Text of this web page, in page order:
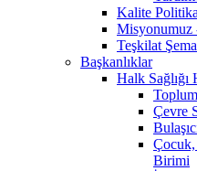
Kalite
Misyonumuz
Teşkilat
Başkanlıklar
Halk Sağlığı
Çevre
Çocuk,
Birimi